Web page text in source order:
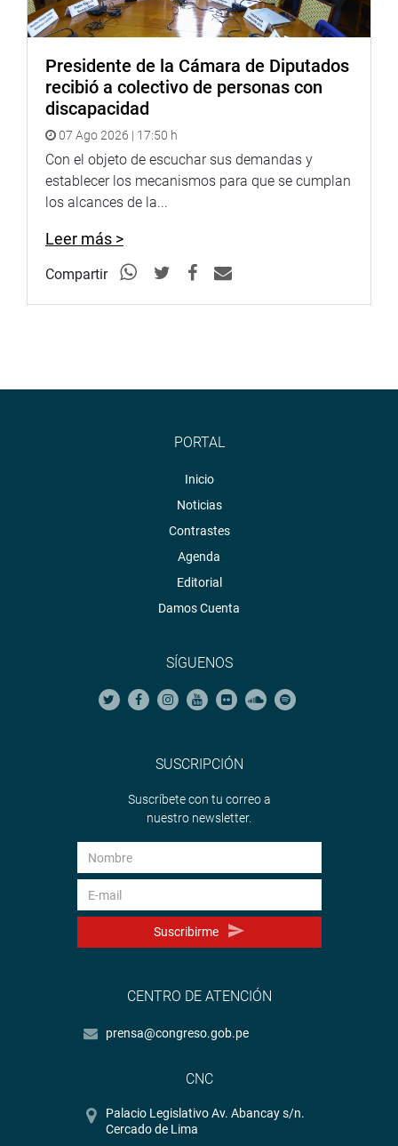
Presidente de la Cámara de Diputados
recibió a colectivo de personas con
discapacidad
07 Ago 2026 | 17:50 h
Con el objeto de escuchar sus demandas y
establecer los mecanismos para que se cumplan
los alcances de la...
Leer más >
Compartir
PORTAL
Inicio
Noticias
Contrastes
Agenda
Editorial
Damos Cuenta
SÍGUENOS
SUSCRIPCIÓN
Suscríbete con tu correo a
nuestro newsletter.
Suscribirme
CENTRO DE ATENCIÓN
prensa@congreso.gob.pe
CNC
Palacio Legislativo Av. Abancay s/n.
Cercado de Lima